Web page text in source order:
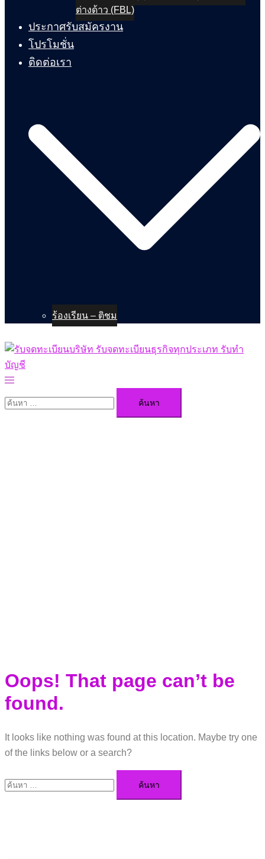
ต่างด้าว (FBL)
ประกาศรับสมัครงาน
โปรโมชั่น
ติดต่อเรา
ร้องเรียน – ติชม
Toggle
menu
ค้นหา
สำหรับ:
Oops! That page can’t be
found.
It looks like nothing was found at this location. Maybe try one
of the links below or a search?
ค้นหา
สำหรับ: